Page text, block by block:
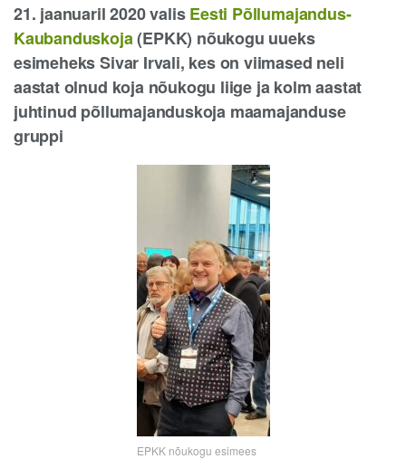
21. jaanuaril 2020valisEesti Põllumajandus-
Kaubanduskoja(EPKK) nõukogu uueks
esimeheks Sivar Irvali, kes on viimased neli
aastat olnud koja nõukogu liige ja kolm aastat
juhtinud põllumajanduskoja maamajanduse
gruppi
EPKK nõukogu esimees